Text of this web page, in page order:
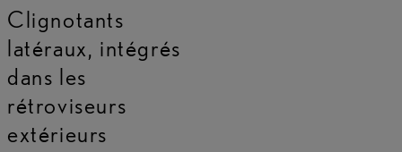
Clignotants
latéraux, intégrés
dans les
rétroviseurs
extérieurs